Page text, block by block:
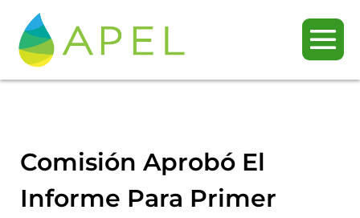
Comisión Aprobó El
Informe Para Primer